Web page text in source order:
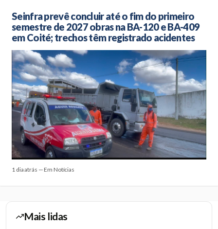
Seinfra prevê concluir até o fim do primeiro
semestre de 2027 obras na BA-120 e BA-409
em Coité; trechos têm registrado acidentes
1 dia atrás — Em Notícias
Mais lidas